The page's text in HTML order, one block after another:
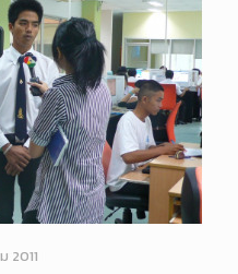
2011